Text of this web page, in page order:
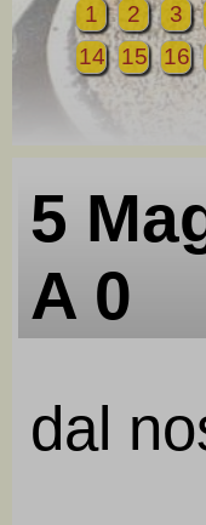
1
2 3
14
15 16
5
A 0
dal